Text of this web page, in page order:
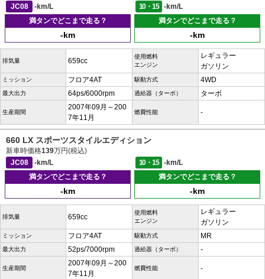
JC08
-km/L 10・15
-km/L
満タンでどこまで走る？
-km
満タンでどこまで走る？
-km
排気量 659cc
使用燃料
エンジン
レギュラー
ガソリン
ミッション フロア4AT 駆動方式 4WD
最大出力 64ps/6000rpm 過給器（ターボ） ターボ
生産期間
2007年09月～200
7年11月
燃費性能 -
660 LX スポーツスタイルエディション
新車時価格139万円(税込)
JC08
-km/L 10・15
-km/L
満タンでどこまで走る？
-km
満タンでどこまで走る？
-km
排気量 659cc
使用燃料
エンジン
レギュラー
ガソリン
ミッション フロア4AT 駆動方式 MR
最大出力 52ps/7000rpm 過給器（ターボ） -
生産期間
2007年09月～200
7年11月
燃費性能 -